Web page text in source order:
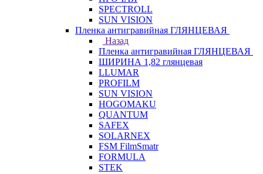
SPECTROLL
SUN VISION
Пленка антигравийная ГЛЯНЦЕВАЯ
Назад
Пленка антигравийная ГЛЯНЦЕВАЯ
ШИРИНА 1,82 глянцевая
LLUMAR
PROFILM
SUN VISION
HOGOMAKU
QUANTUM
SAFEX
SOLARNEX
FSM FilmSmatr
FORMULA
STEK